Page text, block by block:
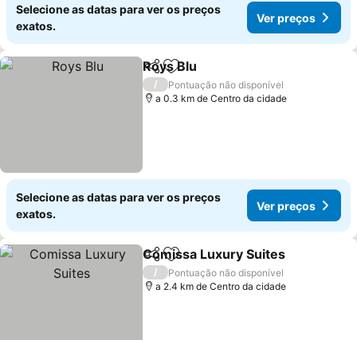
Selecione as datas para ver os preços
exatos.
Ver preços
PartilharAdicionar aos favoritos
Roys Blu
/
Pontuação não disponível
a 0.3 km de Centro da cidade
Selecione as datas para ver os preços
exatos.
Ver preços
PartilharAdicionar aos favoritos
Comissa Luxury Suites
/
Pontuação não disponível
a 2.4 km de Centro da cidade